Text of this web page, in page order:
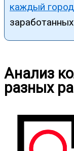
каждый
Анализ
разных